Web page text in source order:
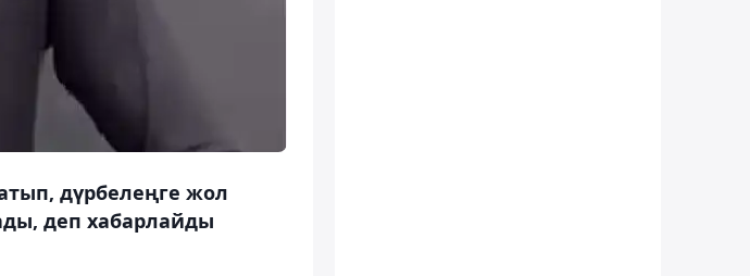
дүрбелеңге жол
деп хабарлайды